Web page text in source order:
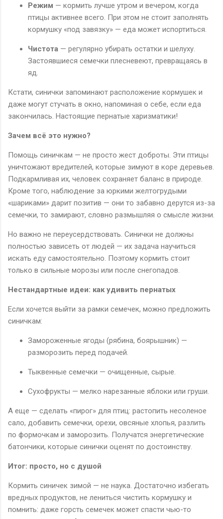
Режим — кормить лучше утром и вечером, когда
птицы активнее всего. При этом не стоит заполнять
кормушку «под завязку» — еда может испортиться.
Чистота — регулярно убирать остатки и шелуху.
Застоявшиеся семечки плесневеют, превращаясь в
яд.
Кстати, синички запоминают расположение кормушек и
даже могут стучать в окно, напоминая о себе, если еда
закончилась. Настоящие пернатые харизматики!
Зачем всё это нужно?
Помощь синичкам — не просто жест доброты. Эти птицы
уничтожают вредителей, которые зимуют в коре деревьев.
Подкармливая их, человек сохраняет баланс в природе.
Кроме того, наблюдение за юркими желтогрудыми
«шариками» дарит позитив — они то забавно дерутся из-за
семечки, то замирают, словно размышляя о смысле жизни.
Но важно не переусердствовать. Синички не должны
полностью зависеть от людей — их задача научиться
искать еду самостоятельно. Поэтому кормить стоит
только в сильные морозы или после снегопадов.
Нестандартные идеи: как удивить пернатых
Если хочется выйти за рамки семечек, можно предложить
синичкам:
Замороженные ягоды (рябина, боярышник) —
разморозить перед подачей.
Тыквенные семечки — очищенные, сырые.
Сухофрукты — мелко нарезанные яблоки или груши.
А еще — сделать «пирог» для птиц: растопить несоленое
сало, добавить семечки, орехи, овсяные хлопья, разлить
по формочкам и заморозить. Получатся энергетические
батончики, которые синички оценят по достоинству.
Итог: просто, но с душой
Кормить синичек зимой — не наука. Достаточно избегать
вредных продуктов, не лениться чистить кормушку и
помнить: даже горсть семечек может спасти чью-то